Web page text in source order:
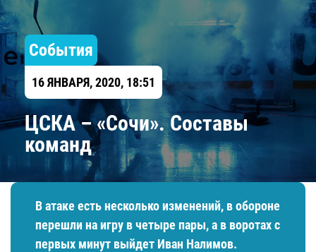
События
16 ЯНВАРЯ, 2020, 18:51
​ЦСКА – «Сочи». Составы
команд
В атаке есть несколько изменений, в обороне
перешли на игру в четыре пары, а в воротах с
первых минут выйдет Иван Налимов.